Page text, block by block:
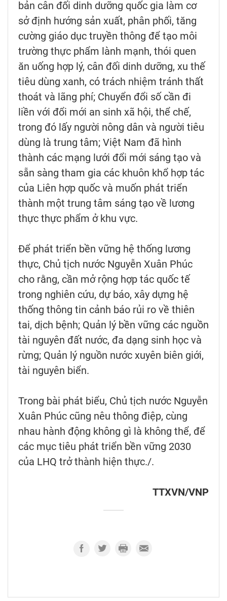
bản cân đối dinh dưỡng quốc gia làm cơ
sở định hướng sản xuất, phân phối, tăng
cường giáo dục truyền thông để tạo môi
trường thực phẩm lành mạnh, thói quen
ăn uống hợp lý, cân đối dinh dưỡng, xu thế
tiêu dùng xanh, có trách nhiệm tránh thất
thoát và lãng phí; Chuyển đổi số cần đi
liền với đổi mới an sinh xã hội, thể chế,
trong đó lấy người nông dân và người tiêu
dùng là trung tâm; Việt Nam đã hình
thành các mạng lưới đổi mới sáng tạo và
sẵn sàng tham gia các khuôn khổ hợp tác
của Liên hợp quốc và muốn phát triển
thành một trung tâm sáng tạo về lương
thực thực phẩm ở khu vực.
Để phát triển bền vững hệ thống lương
thực, Chủ tịch nước Nguyễn Xuân Phúc
cho rằng, cần mở rộng hợp tác quốc tế
trong nghiên cứu, dự báo, xây dựng hệ
thống thông tin cảnh báo rủi ro về thiên
tai, dịch bệnh; Quản lý bền vững các nguồn
tài nguyên đất nước, đa dạng sinh học và
rừng; Quản lý nguồn nước xuyên biên giới,
tài nguyên biển.
Trong bài phát biểu, Chủ tịch nước Nguyễn
Xuân Phúc cũng nêu thông điệp, cùng
nhau hành động không gì là không thể, để
các mục tiêu phát triển bền vững 2030
của LHQ trở thành hiện thực./.
TTXVN/VNP